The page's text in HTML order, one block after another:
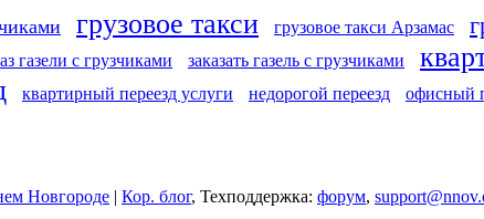
грузовое такси грузовое такси Арзамас
газели с грузчиками заказать газель с грузчиками
квартирный переезд услуги недорогой переезд офисный
Новгороде | Кор. блог, Техподдержка: форум,